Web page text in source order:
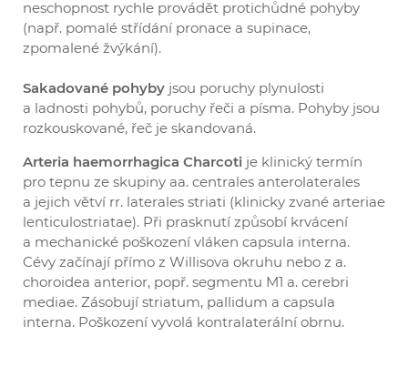
neschopnost rychle provádět protichůdné pohyby
(např. pomalé střídání pronace a supinace,
zpomalené žvýkání).
Sakadované pohyby jsou poruchy plynulosti
a ladnosti pohybů, poruchy řeči a písma. Pohyby jsou
rozkouskované, řeč je skandovaná.
Arteria haemorrhagica Charcoti je klinický termín
pro tepnu ze skupiny aa. centrales anterolaterales
a jejich větví rr. laterales striati (klinicky zvané arteriae
lenticulostriatae). Při prasknutí způsobí krvácení
a mechanické poškození vláken capsula interna.
Cévy začínají přímo z Willisova okruhu nebo z a.
choroidea anterior, popř. segmentu M1 a. cerebri
mediae. Zásobují striatum, pallidum a capsula
interna. Poškození vyvolá kontralaterální obrnu.